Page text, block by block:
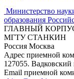
Министерство
образования
ГЛАВНЫЙ
МГТУ СТАНКИН
Россия Москва
Адрес приемной
127055. Вадковский
Email приемной